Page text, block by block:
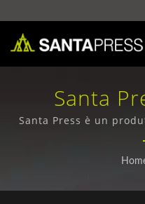
Santa
Santa Press è un
specializzato nella
plastica